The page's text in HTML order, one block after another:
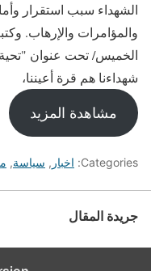
الشهداء سبب استقرار
والمؤامرات والإرهاب.
الخميس/ تحت عنوان "تحية
شهداءنا هم قرة أعيننا،
مشاهدة المزيد
Categories: اخبار , سياسة,
جريدة المقال